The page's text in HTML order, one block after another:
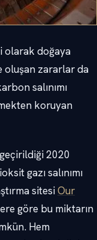
olarak doğaya
oluşan zararlar da
salınımı
koruyan
2020
gazı salınımı
sitesiOur
göre bu miktarın
Hem